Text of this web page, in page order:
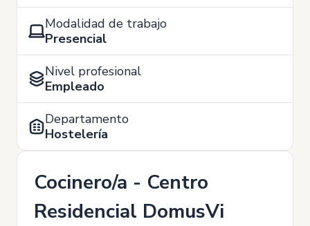
Modalidad de trabajo
Presencial
Nivel profesional
Empleado
Departamento
Hostelería
Cocinero/a - Centro
Residencial DomusVi